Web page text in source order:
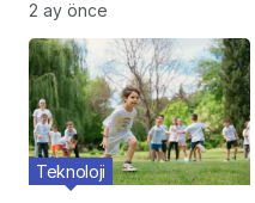
2 ay önce
Teknoloji